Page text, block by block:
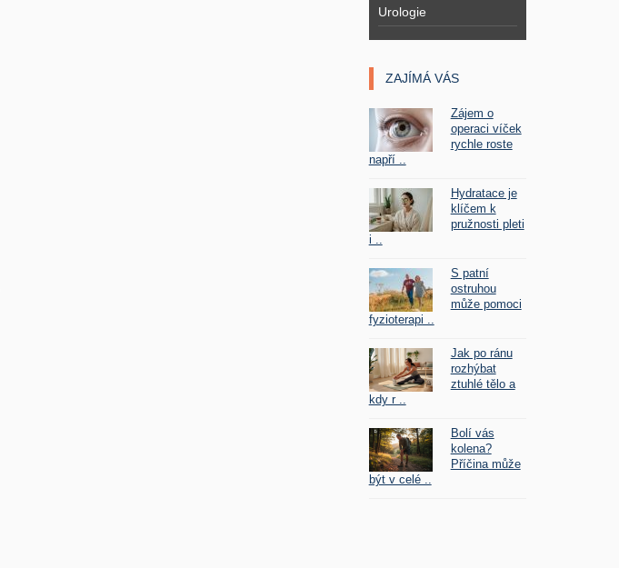
Urologie
ZAJÍMÁ VÁS
Zájem o
operaci víček
rychle roste
napří ..
Hydratace je
klíčem k
pružnosti pleti
i ..
S patní
ostruhou
může pomoci
fyzioterapi ..
Jak po ránu
rozhýbat
ztuhlé tělo a
kdy r ..
Bolí vás
kolena?
Příčina může
být v celé ..